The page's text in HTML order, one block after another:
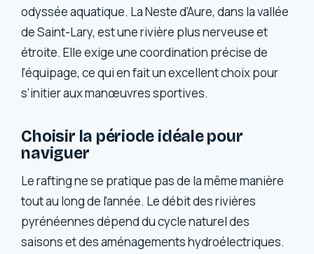
odyssée aquatique. La Neste d’Aure, dans la vallée
de Saint-Lary, est une rivière plus nerveuse et
étroite. Elle exige une coordination précise de
l’équipage, ce qui en fait un excellent choix pour
s’initier aux manœuvres sportives.
Choisir la période idéale pour
naviguer
Le rafting ne se pratique pas de la même manière
tout au long de l’année. Le débit des rivières
pyrénéennes dépend du cycle naturel des
saisons et des aménagements hydroélectriques.